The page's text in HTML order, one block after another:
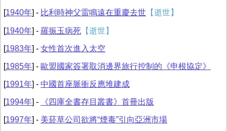
[1940年] - 比利時神父雷鳴遠在重慶去世 【逝世】
[1940年] - 羅振玉病死 【逝世】
[1983年] - 女性首次進入太空
[1985年] - 歐盟國家簽署取消邊界旅行控制的《申根協定》
[1991年] - 中國首座脈衝反應堆建成
[1994年] - 《四庫全書存目叢書》首冊出版
1997年 ] - 美菸草公司欲將“煙毒”引向亞洲市場